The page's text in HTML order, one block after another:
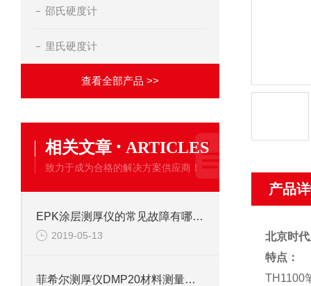
邵氏硬度计
里氏硬度计
查看全部产品 >>
相关文章 · ARTICLES
致力于成为合格的解决方案供应商！
EPK涂层测厚仪的常见故障有哪些？
2019-05-13
菲希尔测厚仪DMP20材料测量信息
产品
北京时
特点：
TH1100